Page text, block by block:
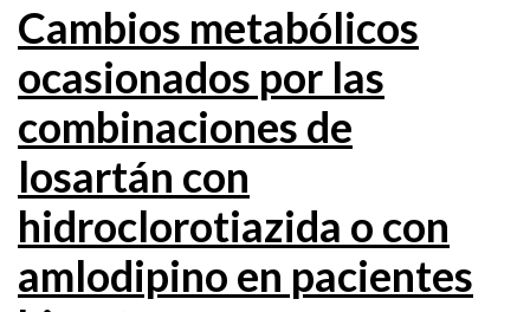
Cambios metabólicos
ocasionados por las
combinaciones de
losartán con
hidroclorotiazida o con
amlodipino en pacientes